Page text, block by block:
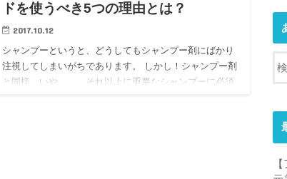
ドを使うべき5つの理由とは？
2017.10.12
シャンプーというと、どうしてもシャンプー剤にばかり
注視してしまいがちであります。 しかし！シャンプー剤
と同様、いや、、、それ以上に重要なシャンプーに必須